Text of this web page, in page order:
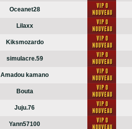
Oceanet28
Lilaxx
Kiksmozardo
simulacre.59
Amadou kamano
Bouta
Juju.76
Yann57100